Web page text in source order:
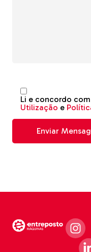
Li e concordo
Utilização e